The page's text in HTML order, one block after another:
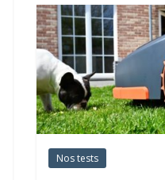
Nos tests